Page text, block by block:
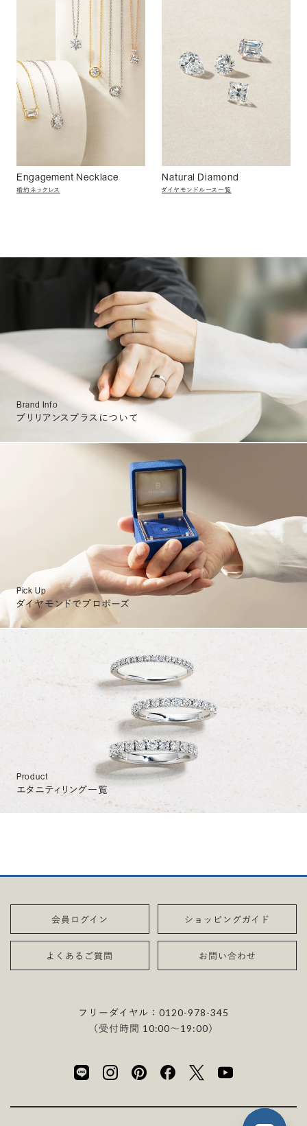
Engagement Necklace
婚約ネックレス
Natural Diamond
ダイヤモンドルース一覧
Brand Info
ブリリアンスプラスについて
Pick Up
ダイヤモンドでプロポーズ
Product
エタニティリング一覧
会員ログイン ショッピングガイド
よくあるご質問 お問い合わせ
フリーダイヤル：0120-978-345
（受付時間 10:00〜19:00）